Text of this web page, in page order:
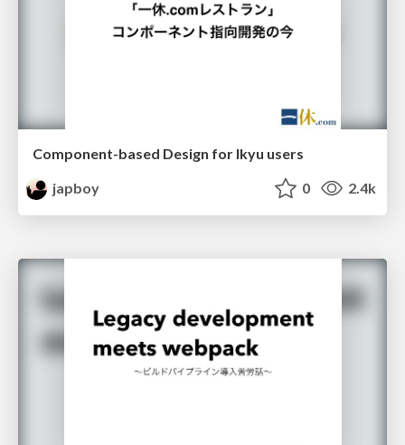
Component-based Design for Ikyu users
japboy
0 2.4k